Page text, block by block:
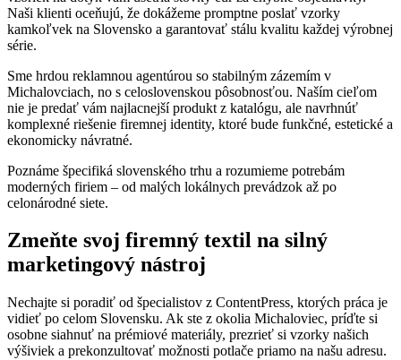
Naši klienti oceňujú, že dokážeme promptne poslať vzorky
kamkoľvek na Slovensko a garantovať stálu kvalitu každej výrobnej
série.
Sme hrdou reklamnou agentúrou so stabilným zázemím v
Michalovciach, no s celoslovenskou pôsobnosťou. Naším cieľom
nie je predať vám najlacnejší produkt z katalógu, ale navrhnúť
komplexné riešenie firemnej identity, ktoré bude funkčné, estetické a
ekonomicky návratné.
Poznáme špecifiká slovenského trhu a rozumieme potrebám
moderných firiem – od malých lokálnych prevádzok až po
celonárodné siete.
Zmeňte svoj firemný textil na silný
marketingový nástroj
Nechajte si poradiť od špecialistov z ContentPress, ktorých práca je
vidieť po celom Slovensku. Ak ste z okolia Michaloviec, príďte si
osobne siahnuť na prémiové materiály, prezrieť si vzorky našich
výšiviek a prekonzultovať možnosti potlače priamo na našu adresu.